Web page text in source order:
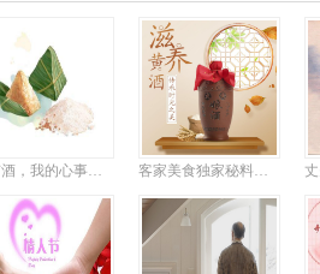
没有酒，我的心事比粽子难消化 客家美食独家秘料揭晓，想吃粤菜有它就够了